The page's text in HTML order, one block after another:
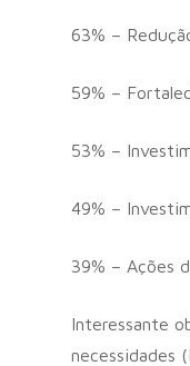
63% –
59% –
53% –
49% –
39% – Ações
Interessante
necessidades